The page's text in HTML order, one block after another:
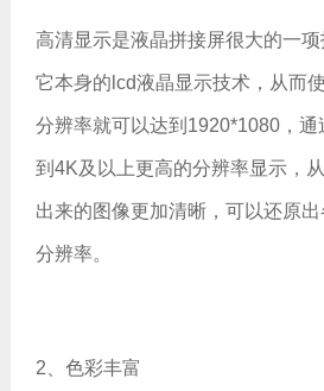
高清显示是液晶拼接屏很大的一
它本身的lcd液晶显示技术，从而
分辨率就可以达到1920*1080，
到4K及以上更高的分辨率显示，
出来的图像更加清晰，可以还原
分辨率。
2、色彩丰富